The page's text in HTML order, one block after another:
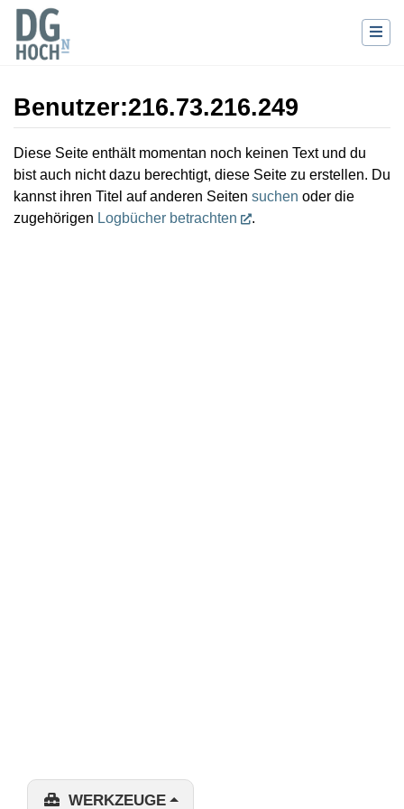
Benutzer:216.73.216.249
Wechseln zu:Navigation,Suche
Diese Seite enthält momentan noch keinen Text und du
bist auch nicht dazu berechtigt, diese Seite zu erstellen. Du
kannst ihren Titel auf anderen Seiten suchen oder die
zugehörigen Logbücher betrachten .
WERKZEUGE